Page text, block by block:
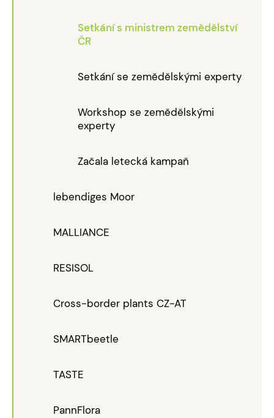
Setkání s ministrem zemědělství
ČR
Setkání se zemědělskými experty
Workshop se zemědělskými
experty
Začala letecká kampaň
lebendiges Moor
MALLIANCE
RESISOL
Cross-border plants CZ-AT
SMARTbeetle
TASTE
PannFlora